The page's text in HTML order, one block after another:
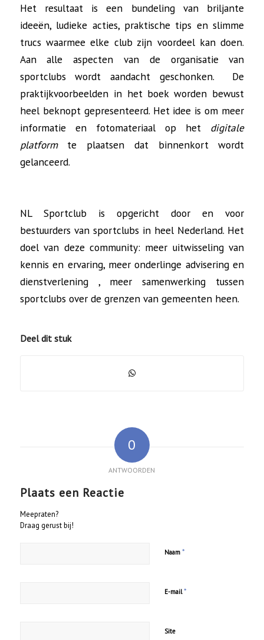
Het resultaat is een bundeling van briljante
ideeën, ludieke acties, praktische tips en slimme
trucs waarmee elke club zijn voordeel kan doen.
Aan alle aspecten van de organisatie van
sportclubs wordt aandacht geschonken. De
praktijkvoorbeelden in het boek worden bewust
heel beknopt gepresenteerd. Het idee is om meer
informatie en fotomateriaal op het digitale
platformte plaatsen dat binnenkort wordt
gelanceerd.
NL Sportclub is opgericht door en voor
bestuurders van sportclubs in heel Nederland. Het
doel van deze community: meer uitwisseling van
kennis en ervaring, meer onderlinge advisering en
dienstverlening , meer samenwerking tussen
sportclubs over de grenzen van gemeenten heen.
Deel dit stuk
0
ANTWOORDEN
Plaats een Reactie
Meepraten?
Draag gerust bij!
Naam *
E-mail*
Site